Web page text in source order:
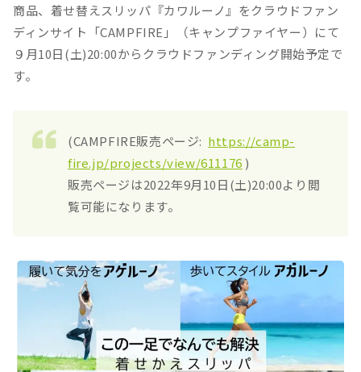
商品、着せ替えスリッパ『カワルーノ』をクラウドファン
ディンサイト「CAMPFIRE」（キャンプファイヤー）にて
９月10日(土)20:00からクラウドファンディング開始予定で
す。
(CAMPFIRE販売ページ: https://camp-
fire.jp/projects/view/611176 )
販売ページは2022年9月10日(土)20:00より閲
覧可能になります。